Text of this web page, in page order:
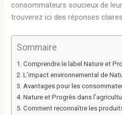
consommateurs soucieux de
trouverez ici des réponses
Sommaire
Comprendre le label Nature et
L’impact environnemental de
Avantages pour les
Nature et Progrès dans
Comment reconnaître les